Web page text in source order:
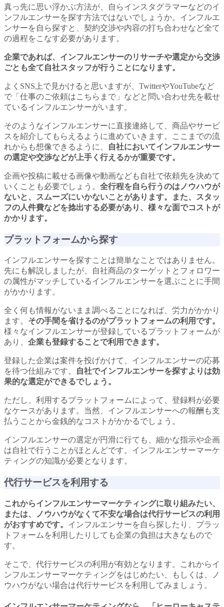
真っ先に思い浮かぶ方法が、自らインスタグラマーなどのイ
ンフルエンサーを探す方法ではないでしょうか。インフルエ
ンサーを自ら探すと、契約交渉や内容の打ち合わせなど全て
の過程をこなす必要があります。
企業であれば、インフルエンサーのリサーチや選定から交渉
ごとも全て自社スタッフが行うことになります。
よくSNS上で見かけると思いますが、TwitterやYouTubeなど
で「仕事のご依頼はこちらまで」などと問い合わせ先を載せ
ているインフルエンサーがいます。
そのようなインフルエンサーに直接連絡して、商品やサービ
スを紹介してもらえるように進めていきます。ここまでの流
れからも想像できるように、
自社においてインフルエンサー
の選定や交渉などが上手く行えるかが重要です。
企画や投稿に載せる画像や動画なども自社で依頼先を決めて
いくことも必要でしょう。 全行程を自ら行うのはノウハウが
ないと、スムーズにいかないことがあります。また、スタッ
フの人件費などを捻出する必要があり、様々な面でコストが
かかります。
プラットフォームから探す
インフルエンサーを探すことは簡単なことではありません。
先にも解説しましたが、自社商品のターゲットとフォロワー
の属性がマッチしているインフルエンサーを選ぶことに手間
がかかります。
全く何も情報がないまま調べることになれば、労力がかかり
ます。 その手間を省けるのがプラットフォームの利用です。
様々なインフルエンサーが登録しているプラットフォームが
あり、 企業も登録することで利用できます。
登録した企業は案件を投げかけて、インフルエンサーの応募
を待つ仕組みです。
自社でインフルエンサーを探すよりは効
果的な選定ができるでしょう。
ただし、利用するプラットフォームによって、登録料が必要
なケースがあります。当然、インフルエンサーへの報酬も支
払うことから金銭的なコストがかかるでしょう。
インフルエンサーの選定が円滑に行ても、細かな指示や企画
は自社で行うことがほとんどです。インフルエンサーマーケ
ティングの知識が必要となります。
代行サービスを利用する
これからインフルエンサーマーケティングに取り組みたい、
または、ノウハウがなくて不安な場合は代行サービスの利用
がおすすめです。 インフルエンサーを自ら探したり、プラッ
トフォームを利用したりしても企業の負担は大きなもので
す。
そこで、代行サービスの利用が有効となります。これからイ
ンフルエンサーマーケティングをはじめたい、もしくは、ノ
ウハウがない場合は代行サービスを利用してみましょう。